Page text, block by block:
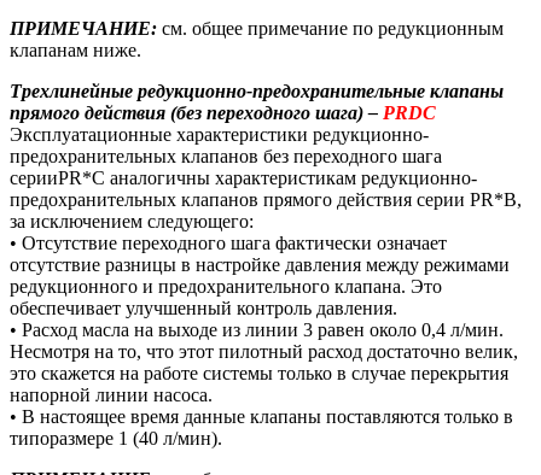
ПРИМЕЧАНИЕ: см. общее примечание по редукционным
клапанам ниже.
Трехлинейные редукционно-предохранительные клапаны
прямого действия (без переходного шага) – PRDC
Эксплуатационные характеристики редукционно-
предохранительных клапанов без переходного шага
серииPR*C аналогичны характеристикам редукционно-
предохранительных клапанов прямого действия серии PR*B,
за исключением следующего:
• Отсутствие переходного шага фактически означает
отсутствие разницы в настройке давления между режимами
редукционного и предохранительного клапана. Это
обеспечивает улучшенный контроль давления.
• Расход масла на выходе из линии 3 равен около 0,4 л/мин.
Несмотря на то, что этот пилотный расход достаточно велик,
это скажется на работе системы только в случае перекрытия
напорной линии насоса.
• В настоящее время данные клапаны поставляются только в
типоразмере 1 (40 л/мин).